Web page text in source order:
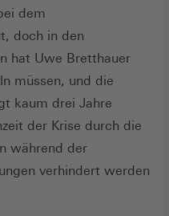
dem
doch in den
hat Uwe Bretthauer
müssen, und die
kaum drei Jahre
der Krise durch die
während der
verhindert werden